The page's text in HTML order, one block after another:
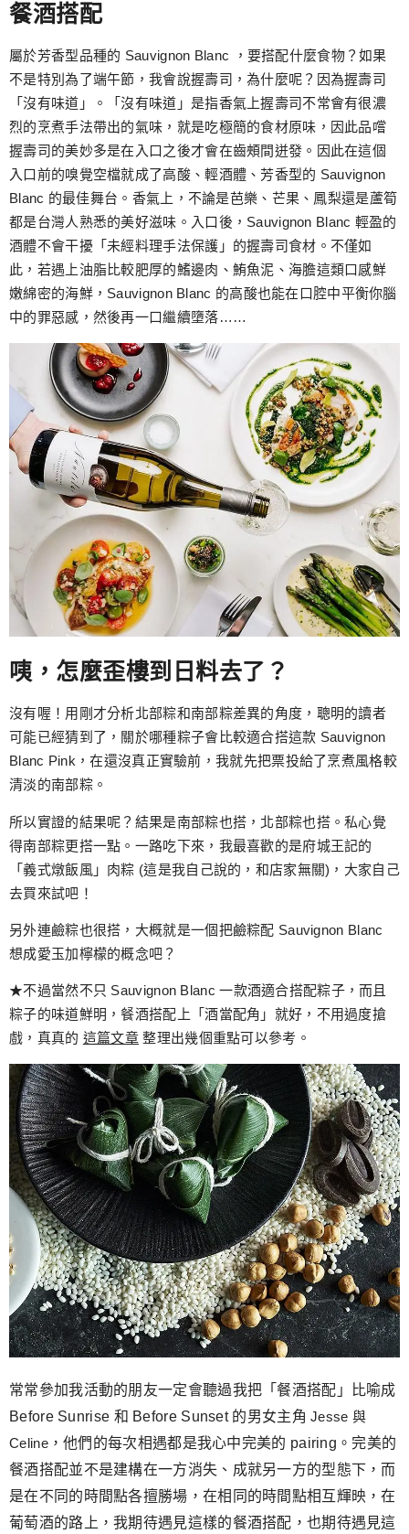
餐酒搭配
屬於芳香型品種的 Sauvignon Blanc ，要搭配什麼食物？如果
不是特別為了端午節，我會說握壽司，為什麼呢？因為握壽司
「沒有味道」。「沒有味道」是指香氣上握壽司不常會有很濃
烈的烹煮手法帶出的氣味，就是吃極簡的食材原味，因此品嚐
握壽司的美妙多是在入口之後才會在齒頰間迸發。因此在這個
入口前的嗅覺空檔就成了高酸、輕酒體、芳香型的 Sauvignon
Blanc 的最佳舞台。香氣上，不論是芭樂、芒果、鳳梨還是蘆筍
都是台灣人熟悉的美好滋味。入口後，Sauvignon Blanc 輕盈的
酒體不會干擾「未經料理手法保護」的握壽司食材。不僅如
此，若遇上油脂比較肥厚的鰭邊肉、鮪魚泥、海膽這類口感鮮
嫩綿密的海鮮，Sauvignon Blanc 的高酸也能在口腔中平衡你腦
中的罪惡感，然後再一口繼續墮落……
咦，怎麼歪樓到日料去了？
沒有喔！用剛才分析北部粽和南部粽差異的角度，聰明的讀者
可能已經猜到了，關於哪種粽子會比較適合搭這款 Sauvignon
Blanc Pink，在還沒真正實驗前，我就先把票投給了烹煮風格較
清淡的南部粽。
所以實證的結果呢？結果是南部粽也搭，北部粽也搭。私心覺
得南部粽更搭一點。一路吃下來，我最喜歡的是府城王記的
「義式燉飯風」肉粽 (這是我自己說的，和店家無關)，大家自己
去買來試吧！
另外連鹼粽也很搭，大概就是一個把鹼粽配 Sauvignon Blanc
想成愛玉加檸檬的概念吧？
★不過當然不只 Sauvignon Blanc 一款酒適合搭配粽子，而且
粽子的味道鮮明，餐酒搭配上「酒當配角」就好，不用過度搶
戲，真真的 這篇文章 整理出幾個重點可以參考。
常常參加我活動的朋友一定會聽過我把「餐酒搭配」比喻成
Before Sunrise 和 Before Sunset 的男女主角Jesse 與
Celine，他們的每次相遇都是我心中完美的 pairing。完美的
餐酒搭配並不是建構在一方消失、成就另一方的型態下，而
是在不同的時間點各擅勝場，在相同的時間點相互輝映，在
葡萄酒的路上，我期待遇見這樣的餐酒搭配，也期待遇見這